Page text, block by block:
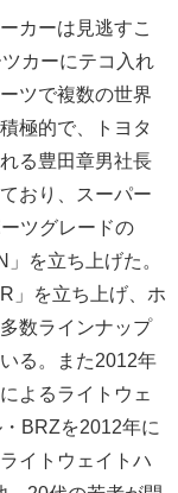
カーは見逃すこ
カーにテコ入れ
ツで複数の世界
極的で、トヨタ
る豊田章男社長
おり、スーパー
ツグレードの
を立ち上げた。
」を立ち上げ、ホ
数ラインナップ
る。また2012年
よるライトウェ
BRZを2012年に
イトウェイトハ